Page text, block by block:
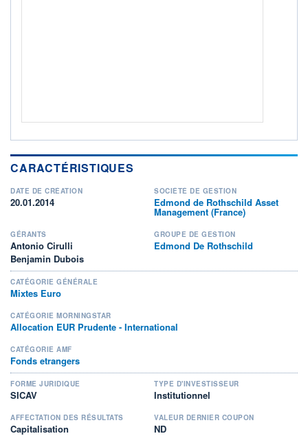
+ PORTEFEUILLE + LISTE
CARACTÉRISTIQUES
DATE DE CRÉATION
20.01.2014
SOCIÉTÉ DE GESTION
Edmond de Rothschild Asset
Management (France)
GÉRANTS
Antonio Cirulli
Benjamin Dubois
GROUPE DE GESTION
Edmond De Rothschild
CATÉGORIE GÉNÉRALE
Mixtes Euro
CATÉGORIE MORNINGSTAR
Allocation EUR Prudente - International
CATÉGORIE AMF
Fonds etrangers
FORME JURIDIQUE
SICAV
TYPE D'INVESTISSEUR
Institutionnel
AFFECTATION DES RÉSULTATS
Capitalisation
VALEUR DERNIER COUPON
ND